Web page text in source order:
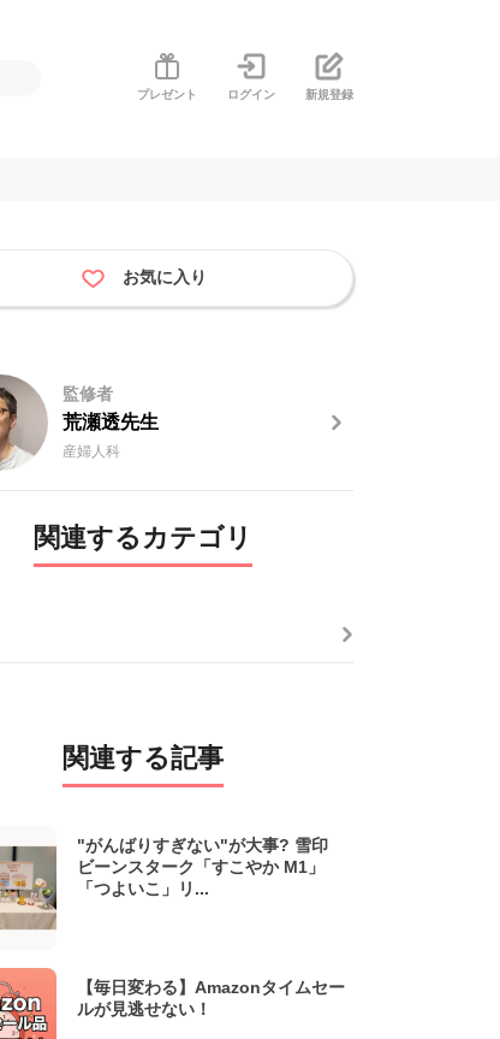
プレゼント ログイン 新規登録
お気に入り
監修者
荒瀬透先生
産婦人科
関連するカテゴリ
関連する記事
"がんばりすぎない"が大事? 雪印
ビーンスターク「すこやか M1」
「つよいこ」リ...
【毎日変わる】Amazonタイムセー
ルが見逃せない！